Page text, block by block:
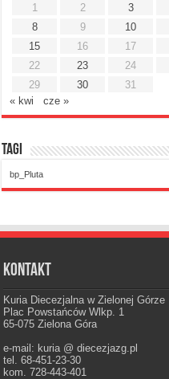
1
2 3
8
9 10
15
16 17
22
23 24
29
30
31
« kwi
cze »
Tagi
bp_Pluta
Kontakt
Kuria Diecezjalna w Zielonej Górze
Plac Powstańców Wlkp. 1
65-075 Zielona Góra
e-mail: kuria @ diecezjazg.pl
tel. 68-451-23-30
kom. 728-443-401